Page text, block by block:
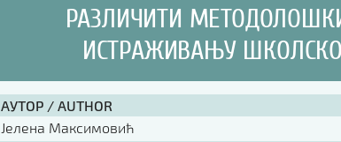
РАЗЛИЧИТИ
ИСТРАЖИВАЊУ
АУТОР / AUTHOR
Јелена Максимовић